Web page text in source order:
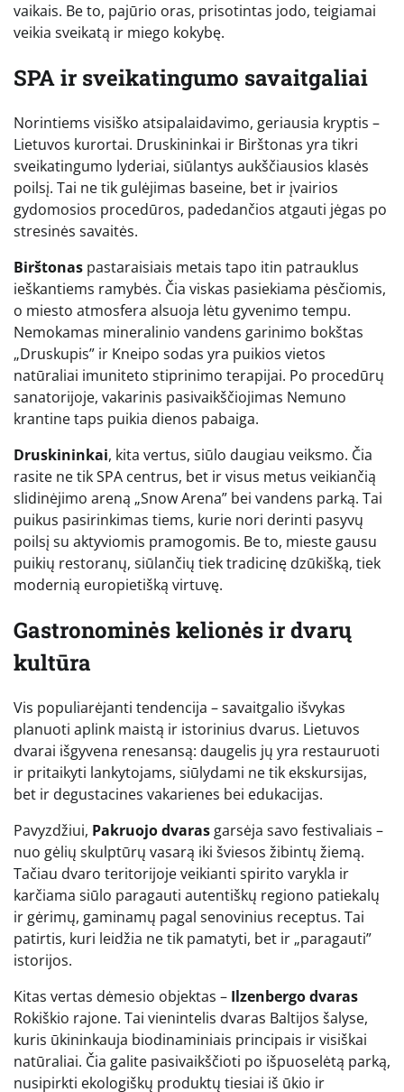
vaikais. Be to, pajūrio oras, prisotintas jodo, teigiamai
veikia sveikatą ir miego kokybę.
SPA ir sveikatingumo savaitgaliai
Norintiems visiško atsipalaidavimo, geriausia kryptis –
Lietuvos kurortai. Druskininkai ir Birštonas yra tikri
sveikatingumo lyderiai, siūlantys aukščiausios klasės
poilsį. Tai ne tik gulėjimas baseine, bet ir įvairios
gydomosios procedūros, padedančios atgauti jėgas po
stresinės savaitės.
Birštonas pastaraisiais metais tapo itin patrauklus
ieškantiems ramybės. Čia viskas pasiekiama pėsčiomis,
o miesto atmosfera alsuoja lėtu gyvenimo tempu.
Nemokamas mineralinio vandens garinimo bokštas
„Druskupis” ir Kneipo sodas yra puikios vietos
natūraliai imuniteto stiprinimo terapijai. Po procedūrų
sanatorijoje, vakarinis pasivaikščiojimas Nemuno
krantine taps puikia dienos pabaiga.
Druskininkai, kita vertus, siūlo daugiau veiksmo. Čia
rasite ne tik SPA centrus, bet ir visus metus veikiančią
slidinėjimo areną „Snow Arena” bei vandens parką. Tai
puikus pasirinkimas tiems, kurie nori derinti pasyvų
poilsį su aktyviomis pramogomis. Be to, mieste gausu
puikių restoranų, siūlančių tiek tradicinę dzūkišką, tiek
modernią europietišką virtuvę.
Gastronominės kelionės ir dvarų
kultūra
Vis populiarėjanti tendencija – savaitgalio išvykas
planuoti aplink maistą ir istorinius dvarus. Lietuvos
dvarai išgyvena renesansą: daugelis jų yra restauruoti
ir pritaikyti lankytojams, siūlydami ne tik ekskursijas,
bet ir degustacines vakarienes bei edukacijas.
Pavyzdžiui, Pakruojo dvaras garsėja savo festivaliais –
nuo gėlių skulptūrų vasarą iki šviesos žibintų žiemą.
Tačiau dvaro teritorijoje veikianti spirito varykla ir
karčiama siūlo paragauti autentiškų regiono patiekalų
ir gėrimų, gaminamų pagal senovinius receptus. Tai
patirtis, kuri leidžia ne tik pamatyti, bet ir „paragauti”
istorijos.
Kitas vertas dėmesio objektas – Ilzenbergo dvaras
Rokiškio rajone. Tai vienintelis dvaras Baltijos šalyse,
kuris ūkininkauja biodinaminiais principais ir visiškai
natūraliai. Čia galite pasivaikščioti po išpuoselėtą parką,
nusipirkti ekologiškų produktų tiesiai iš ūkio ir